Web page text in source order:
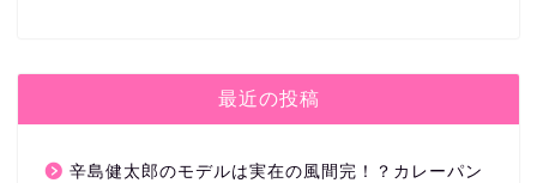
最近の投稿
辛島健太郎のモデルは実在の風間完！？カレーパン